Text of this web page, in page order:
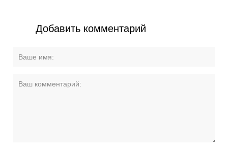
Добавить комментарий